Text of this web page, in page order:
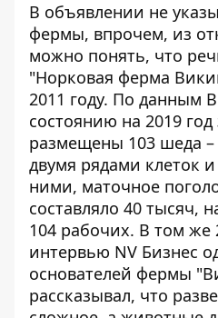
В объявлении не
фермы, впрочем, из
можно понять, что
"Норковая ферма
2011 году. По данным
состоянию на 2019
размещены 103 шеда
двумя рядами клеток
ними, маточное
составляло 40 тысяч,
104 рабочих. В том же
интервью NV Бизнес
основателей фермы
рассказывал, что